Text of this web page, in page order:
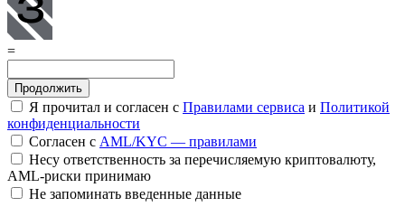
=
Я прочитал и согласен с Правилами сервиса и Политикой
конфиденциальности
Согласен с AML/KYC — правилами
Несу ответственность за перечисляемую криптовалюту,
AML-риски принимаю
Не запоминать введенные данные